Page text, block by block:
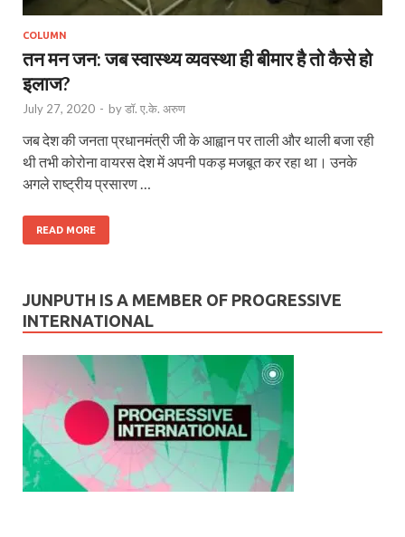
COLUMN
तन मन जन: जब स्वास्थ्य व्यवस्था ही बीमार है तो कैसे हो
इलाज?
July 27, 2020 - byडॉ. ए.के. अरुण
जब देश की जनता प्रधानमंत्री जी के आह्वान पर ताली और थाली बजा रही
थी तभी कोरोना वायरस देश में अपनी पकड़ मजबूत कर रहा था। उनके
अगले राष्ट्रीय प्रसारण …
READ MORE
JUNPUTH IS A MEMBER OF PROGRESSIVE
INTERNATIONAL